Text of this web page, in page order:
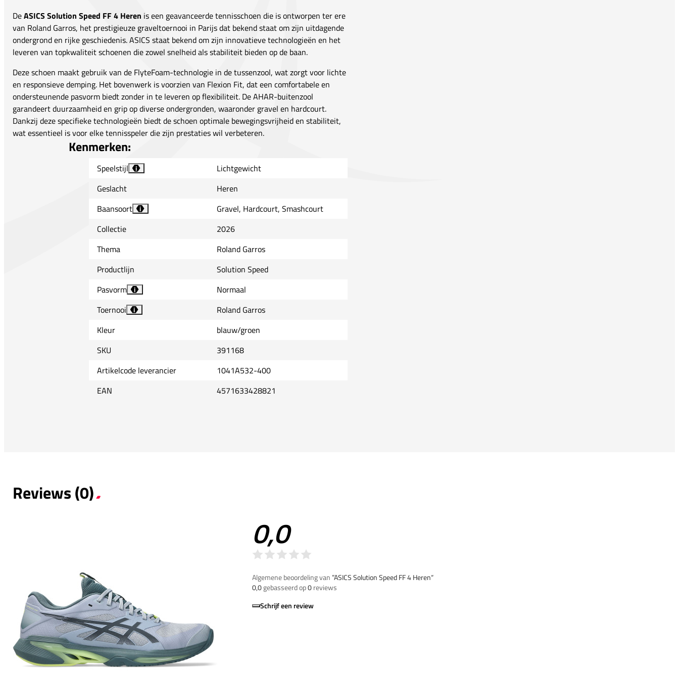
DeASICS Solution Speed FF 4 Heren is een geavanceerde tennisschoen die is ontworpen ter ere
van Roland Garros, het prestigieuze graveltoernooi in Parijs dat bekend staat om zijn uitdagende
ondergrond en rijke geschiedenis. ASICS staat bekend om zijn innovatieve technologieën en het
leveren van topkwaliteit schoenen die zowel snelheid als stabiliteit bieden op de baan.
Deze schoen maakt gebruik van de FlyteFoam-technologie in de tussenzool, wat zorgt voor lichte
en responsieve demping. Het bovenwerk is voorzien van Flexion Fit, dat een comfortabele en
ondersteunende pasvorm biedt zonder in te leveren op flexibiliteit. De AHAR-buitenzool
garandeert duurzaamheid en grip op diverse ondergronden, waaronder gravel en hardcourt.
Dankzij deze specifieke technologieën biedt de schoen optimale bewegingsvrijheid en stabiliteit,
wat essentieel is voor elke tennisspeler die zijn prestaties wil verbeteren.
Kenmerken:
Speelstijl i
Lichtgewicht
Geslacht
Heren
Baansoort
i
Gravel, Hardcourt, Smashcourt
Collectie
2026
Thema
Roland Garros
Productlijn
Solution Speed
Pasvorm
i
Normaal
Toernooi
i
Roland Garros
Kleur
blauw/groen
SKU
391168
Artikelcode leverancier
1041A532-400
EAN
4571633428821
Reviews (0)
0,0
Algemene beoordeling van”ASICS Solution Speed FF 4 Heren“
0,0gebasseerd op0reviews
Schrijf een review